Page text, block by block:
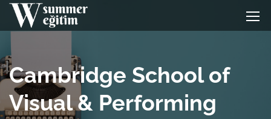
Cambridge School of
Visual & Performing